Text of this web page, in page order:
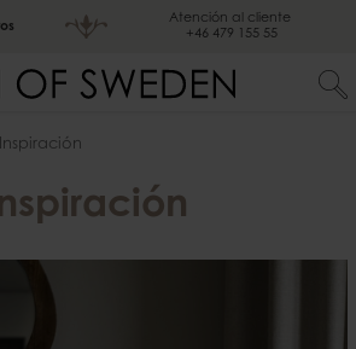
Atención al cliente
+46 479 155 55
Inspiración